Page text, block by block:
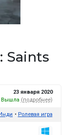
Saints
23 января 2020
Вышла (подробнее)
Ролевая игра